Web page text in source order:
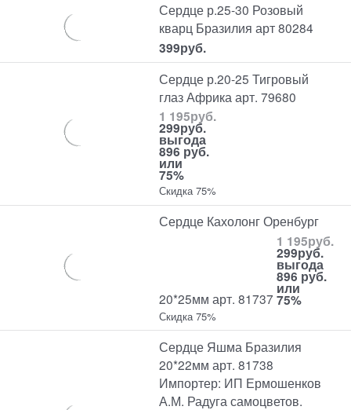
Сердце р.25-30 Розовый
кварц Бразилия арт 80284
399руб.
Сердце р.20-25 Тигровый
глаз Африка арт. 79680
1 195руб.
299руб.
выгода
896 руб.
или
75%
Скидка 75%
Сердце Кахолонг Оренбург
20*25мм арт. 81737
1 195руб.
299руб.
выгода
896 руб.
или
75%
Скидка 75%
Сердце Яшма Бразилия
20*22мм арт. 81738
Импортер: ИП Ермошенков
А.М. Радуга самоцветов.